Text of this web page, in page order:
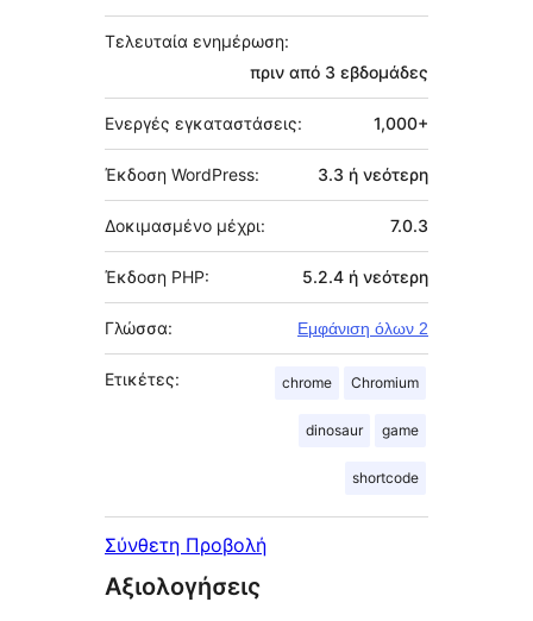
Τελευταία ενημέρωση:
πριν από 3 εβδομάδες
Ενεργές εγκαταστάσεις: 1,000+
Έκδοση WordPress: 3.3 ή νεότερη
Δοκιμασμένο μέχρι: 7.0.3
Έκδοση PHP: 5.2.4 ή νεότερη
Γλώσσα: Εμφάνιση όλων 2
Ετικέτες: chrome Chromium
dinosaur game
shortcode
Σύνθετη Προβολή
Αξιολογήσεις